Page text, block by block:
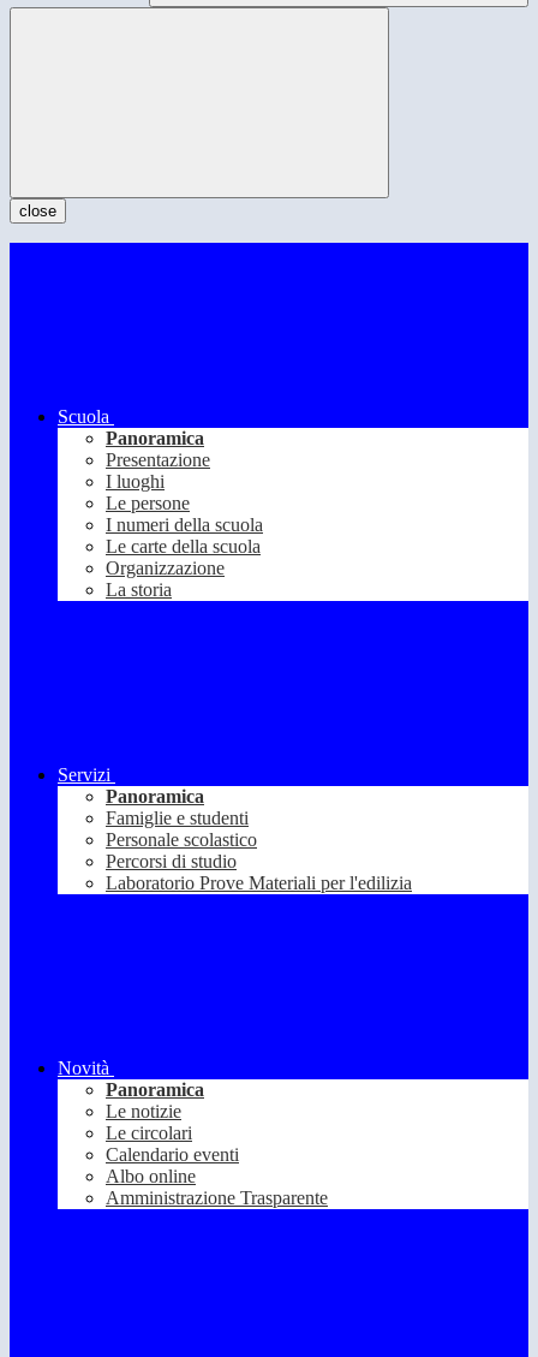
close
Scuola
Panoramica
Presentazione
I luoghi
Le persone
I numeri della scuola
Le carte della scuola
Organizzazione
La storia
Servizi
Panoramica
Famiglie e studenti
Personale scolastico
Percorsi di studio
Laboratorio Prove Materiali per l'edilizia
Novità
Panoramica
Le notizie
Le circolari
Calendario eventi
Albo online
Amministrazione Trasparente